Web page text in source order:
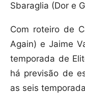
Sbaraglia (Dor e
Com roteiro de
Again) e Jaime
temporada de
há previsão de
as seis